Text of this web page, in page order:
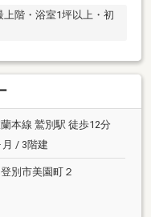
階・浴室1坪以上・初
蘭本線 鷲別駅 徒歩12分
/ 3階建
別市美園町２